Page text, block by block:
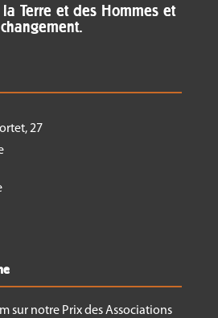
Terre et des Hommes et
27
sur notre Prix des Associations